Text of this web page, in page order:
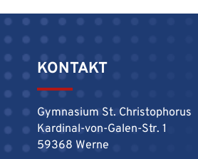
KONTAKT
Gymnasium St. Christophorus
Kardinal-von-Galen-Str. 1
59368 Werne